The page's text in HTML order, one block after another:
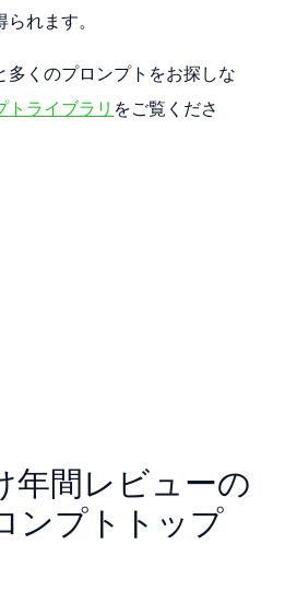
れます。
多くのプロンプトをお探しな
トライブラリ をご覧くださ
間レビューの
ンプトトップ